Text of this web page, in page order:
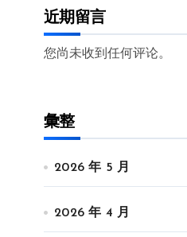
近期留言
您尚未收到任何评论。
彙整
2026 年 5 月
2026 年 4 月